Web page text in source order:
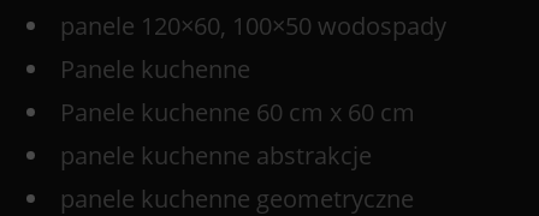
panele 120×60, 100×50 wodospady
Panele kuchenne
Panele kuchenne 60 cm x 60 cm
panele kuchenne abstrakcje
panele kuchenne geometryczne